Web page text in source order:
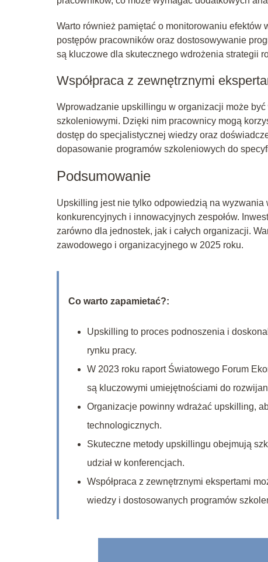
Warto również pamiętać o monitorowaniu
postępów pracowników oraz dostosowywanie
są kluczowe dla skutecznego wdrożenia strategii
Współpraca z zewnętrznymi
Wprowadzanie upskillingu w organizacji może
szkoleniowymi. Dzięki nim pracownicy mogą
dostęp do specjalistycznej wiedzy oraz
dopasowanie programów szkoleniowych do
Podsumowanie
Upskilling jest nie tylko odpowiedzią na wyzwania
konkurencyjnych i innowacyjnych zespołów.
zarówno dla jednostek, jak i całych organizacji.
zawodowego i organizacyjnego w 2025 roku.
Co warto zapamietać?:
Upskilling to proces podnoszenia i
rynku pracy.
W 2023 roku raport Światowego Forum
są kluczowymi umiejętnościami do
Organizacje powinny wdrażać upskilling,
technologicznych.
Skuteczne metody upskillingu obejmują
udział w konferencjach.
Współpraca z zewnętrznymi ekspertami
wiedzy i dostosowanych programów